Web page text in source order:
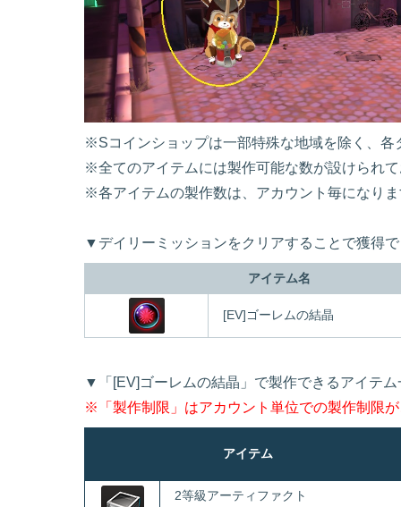
※Sコインショップは一部特殊な地域を除く、各
※全てのアイテムには製作可能な数が設けられ
※各アイテムの製作数は、アカウント毎になり
▼デイリーミッションをクリアすることで獲得
アイテム名
[EV]ゴーレムの結晶
▼「[EV]ゴーレムの結晶」で製作できるアイテム
※「製作制限」はアカウント単位での製作制限
アイテム
2等級アーティファクト